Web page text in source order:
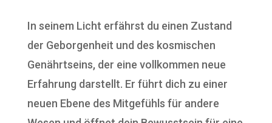
In seinem Licht erfährst du einen Zustand
der Geborgenheit und des kosmischen
Genährtseins, der eine vollkommen neue
Erfahrung darstellt. Er führt dich zu einer
neuen Ebene des Mitgefühls für andere